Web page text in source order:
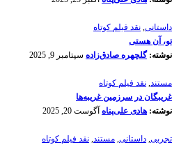
داستانی, نقد فیلم کوتاه
تو، آن هستی
نوشته:گلچهره صادق‌زاده سپتامبر 9, 2025
مستند, نقد فیلم کوتاه
غریبگان در سرزمین غریبه‌ها
نوشته: هادی علی‌پناه آگوست 20, 2025
تجربی, داستانی, مستند, نقد فیلم کوتاه